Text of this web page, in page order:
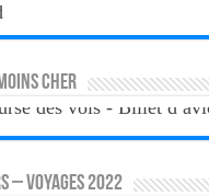
cher
– VOYAGES 2022